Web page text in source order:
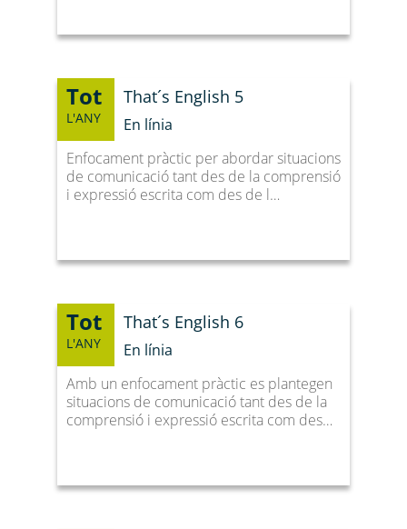
Tot
L'ANY
That´s English 5
En línia
Enfocament pràctic per abordar situacions
de comunicació tant des de la comprensió
i expressió escrita com des de l…
Tot
L'ANY
That´s English 6
En línia
Amb un enfocament pràctic es plantegen
situacions de comunicació tant des de la
comprensió i expressió escrita com des…